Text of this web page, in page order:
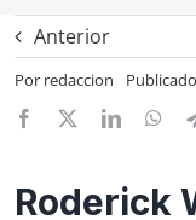
Anterior
Por redaccion
Roderick